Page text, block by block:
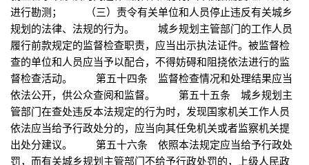
进行勘测； （三）责令有关单位和人员停止违反有关城乡
规划的法律、法规的行为。 城乡规划主管部门的工作人员
履行前款规定的监督检查职责，应当出示执法证件。被监督检
查的单位和人员应当予以配合，不得妨碍和阻挠依法进行的监
督检查活动。 第五十四条 监督检查情况和处理结果应当
依法公开，供公众查阅和监督。 第五十五条 城乡规划主
管部门在查处违反本法规定的行为时，发现国家机关工作人员
依法应当给予行政处分的，应当向其任免机关或者监察机关提
出处分建议。 第五十六条 依照本法规定应当给予行政处
罚，而有关城乡规划主管部门不给予行政处罚的，上级人民政